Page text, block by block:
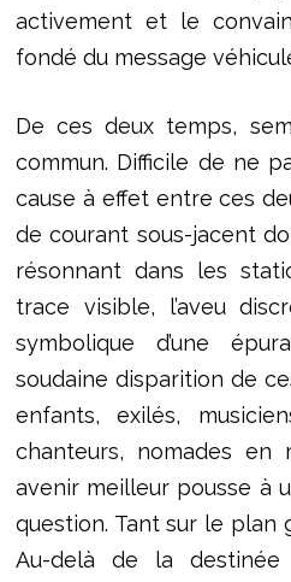
activement et le
fondé du message
De ces deux temps,
commun. Difficile de ne
cause à effet entre ces
de courant sous-jacent
résonnant dans les
trace visible, l’aveu
symbolique d’une
soudaine disparition de
enfants, exilés,
chanteurs, nomades en
avenir meilleur pousse à
question. Tant sur le plan
Au-delà de la